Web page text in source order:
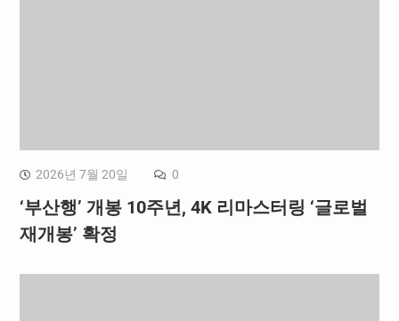
2026년 7월 20일 0
‘부산행’ 개봉 10주년, 4K 리마스터링 ‘글로벌
재개봉’ 확정